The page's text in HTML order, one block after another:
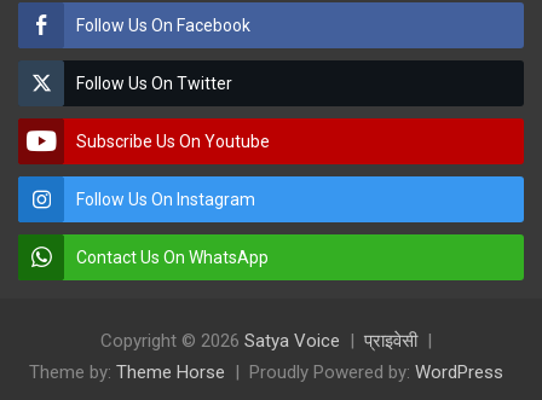
Follow Us On Facebook
Follow Us On Twitter
Subscribe Us On Youtube
Follow Us On Instagram
Contact Us On WhatsApp
Copyright © 2026 Satya Voice
प्राइवेसी
Theme by: Theme Horse Proudly Powered by: WordPress